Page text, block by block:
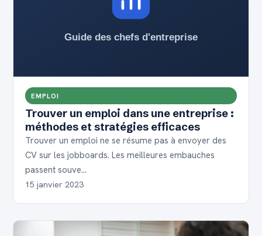
EMPLOI
Trouver un emploi dans une entreprise :
méthodes et stratégies efficaces
Trouver un emploi ne se résume pas à envoyer des
CV sur les jobboards. Les meilleures embauches
passent souve…
15 janvier 2023